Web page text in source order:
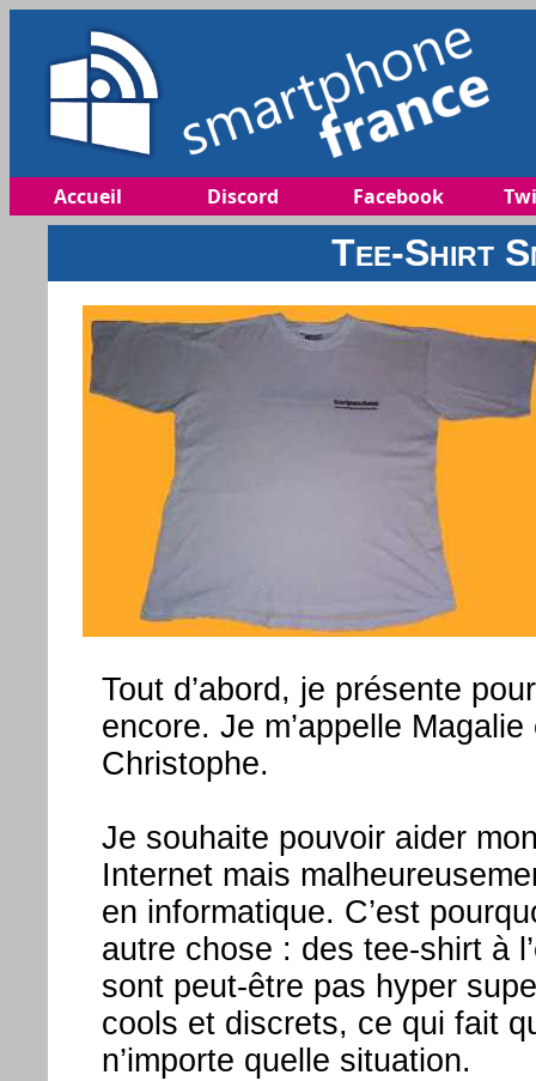
Accueil Discord Facebook
Tee-Shirt
Tout d’abord, je présente
encore. Je m’appelle
Christophe.
Je souhaite pouvoir aider
Internet mais
en informatique. C’est
autre chose : des tee-shirt à
sont peut-être pas hyper
cools et discrets, ce qui fait
n’importe quelle situation.